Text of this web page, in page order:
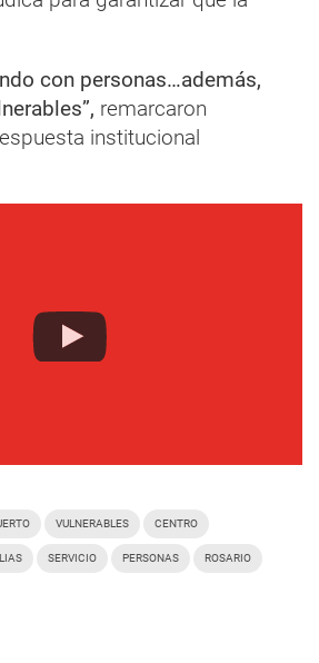
con personas…además,
remarcaron
institucional
VULNERABLES CENTRO
SERVICIO PERSONAS ROSARIO